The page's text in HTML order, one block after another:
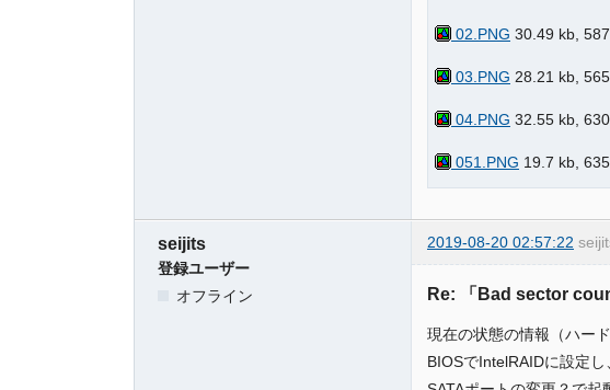
02.PNG 30.49 kb,
03.PNG 28.21 kb,
04.PNG 32.55 kb,
051.PNG 19.7 kb,
seijits 2019-08-20 02:57:22
登録ユーザー
オフライン
Re: 「Bad sector
現在の状態の情報（ハー
BIOSでIntelRAIDに設定